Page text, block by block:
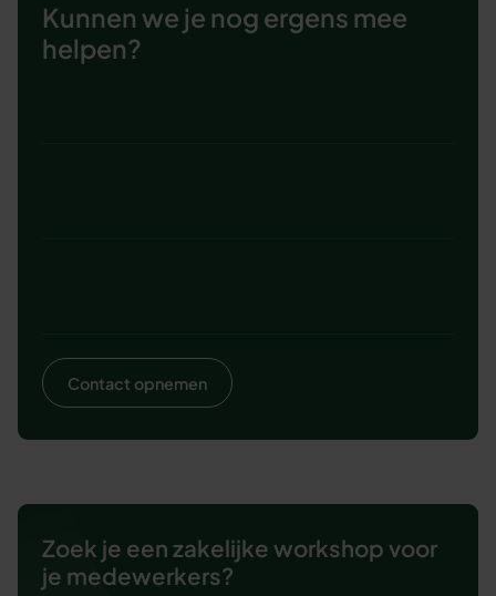
Kunnen we je nog ergens mee
helpen?
Contact opnemen
Zoek je een zakelijke workshop voor
je medewerkers?